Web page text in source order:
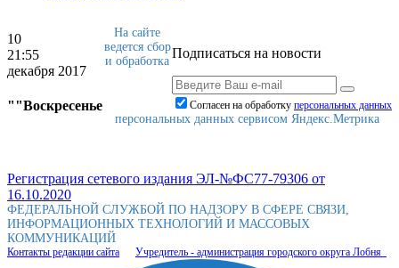
10
21:55
декабря 2017
""Воскресенье
Подписаться на новости
Согласен на обработку персональныx данных
На сайте
ведется сбор
и обработка
персональных данных сервисом Яндекс.Метрика
Регистрация сетевого издания ЭЛ-№ФС77-79306 от
16.10.2020
ФЕДЕРАЛЬНОЙ СЛУЖБОЙ ПО НАДЗОРУ В СФЕРЕ СВЯЗИ,
ИНФОРМАЦИОННЫХ ТЕХНОЛОГИЙ И МАССОВЫХ
КОММУНИКАЦИЙ
Контакты редакции сайта Учредитель - администрация городского округа Лобня